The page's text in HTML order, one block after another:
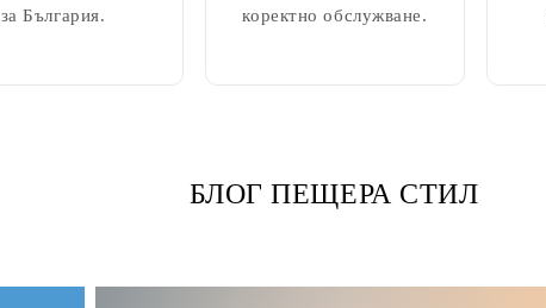
за България.
коректно обслужване.
БЛОГ ПЕЩЕРА СТИЛ